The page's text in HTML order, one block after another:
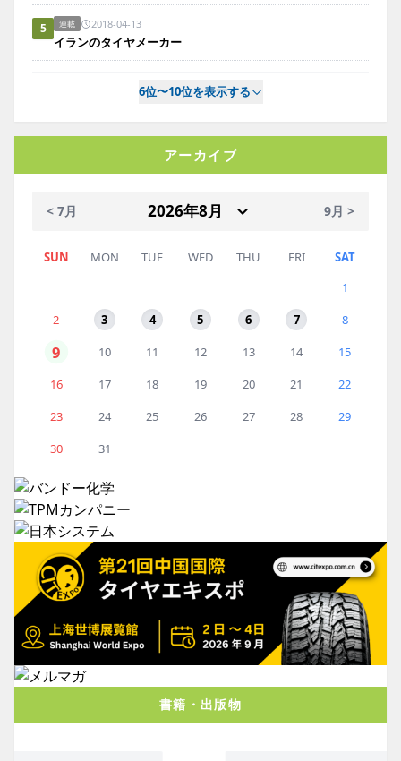
5 連載 2018-04-13
イランのタイヤメーカー
6位〜10位を表示する
アーカイブ
< 7月 9月 >
SUN MON TUE WED THU FRI
SAT
1
2
3 4 5 6 7 8
9 10 11 12 13 14
15
16
17 18 19 20 21
22
23
24 25 26 27 28
29
30
31
書籍・出版物